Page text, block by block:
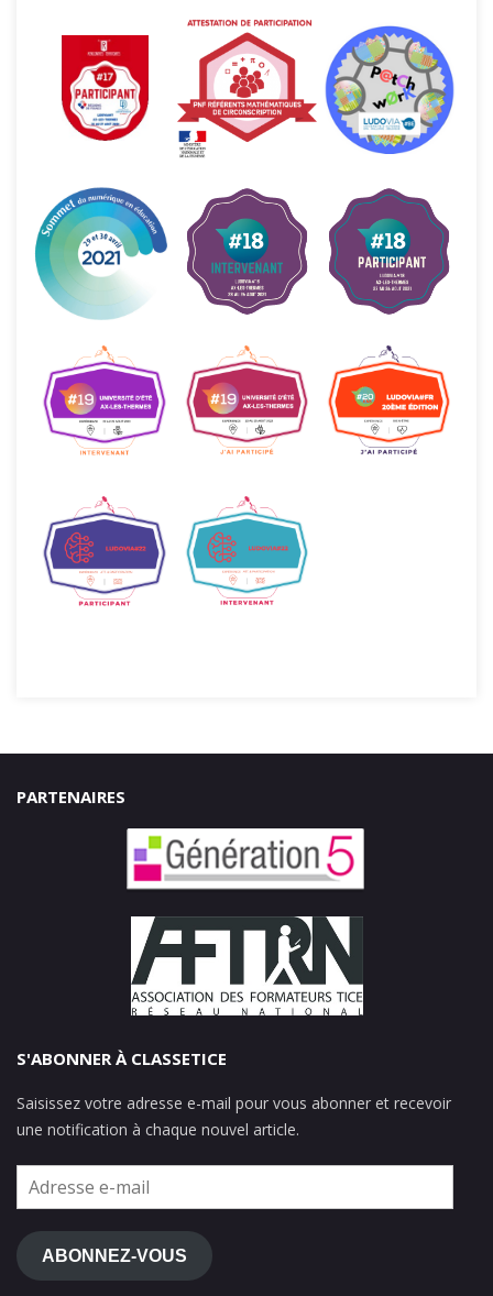
PARTENAIRES
S'ABONNER À CLASSETICE
Saisissez votre adresse e-mail pour vous abonner et recevoir
une notification à chaque nouvel article.
Adresse
e-
mail
ABONNEZ-VOUS